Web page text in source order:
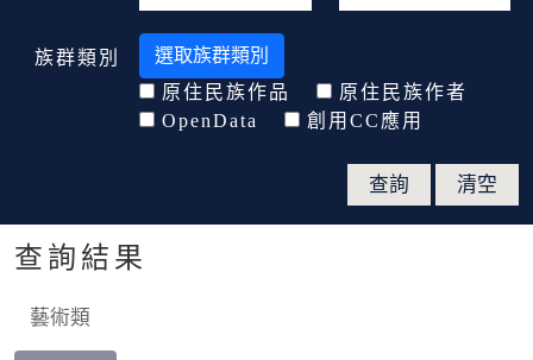
族群類別
選取族群類別
原住民族作品
原住民族作者
OpenData
創用CC應用
查詢結果
藝術類